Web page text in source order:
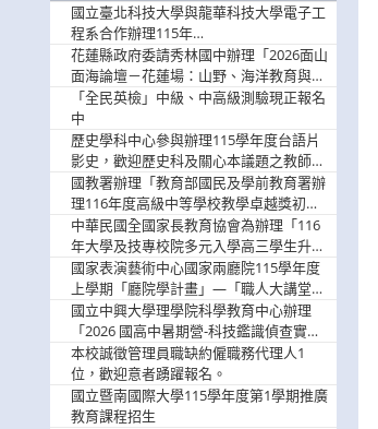
國立臺北科技大學與龍華科技大學電子工
程系合作辦理115年
「115.08.10~08.12「AI賦能應用於智慧半
導體研習營」，歡迎學生踴躍報名參加
花蓮縣政府委請秀林國中辦理「2026面山
面海論壇－花蓮場：山野、海洋教育與戶
外安全實務課程」，歡迎踴躍報名參加
「全民英檢」中級、中高級測驗現正報名
中
歷史學科中心參與辦理115學年度台語片
影史，歡迎歷史科及關心本議題之教師踴
躍報名參加
國教署辦理「教育部國民及學前教育署辦
理116年度高級中等學校教學卓越獎初選
實施計畫」，鼓勵教師踴躍報名
中華民國全國家長教育協會為辦理「116
年大學及技專校院多元入學高三學生升學
輔導家長說明會」
國家表演藝術中心國家兩廳院115學年度
上學期「廳院學計畫」—「職人大講堂」
及「一日體驗課程」，鼓勵踴躍報名參
與。
國立中興大學理學院科學教育中心辦理
「2026 國高中暑期營-科技鑑識偵查實戰
營」活動資訊，鼓勵學生踴躍報名參加。
本校誠徵管理員職缺約僱職務代理人1
位，歡迎意者踴躍報名。
國立暨南國際大學115學年度第1學期推廣
教育課程招生